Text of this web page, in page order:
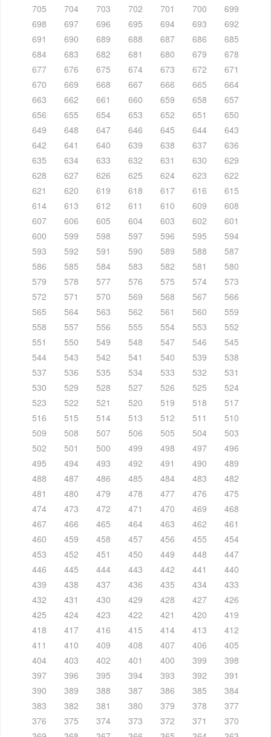
705
704 703 702 701 700
699
698
697 696 695 694 693
692
691
690 689 688 687 686
685
684
683 682 681 680 679
678
677
676 675 674 673 672
671
670
669 668 667 666 665
664
663
662 661 660 659 658
657
656
655 654 653 652 651
650
649
648 647 646 645 644
643
642
641 640 639 638 637
636
635
634 633 632 631 630
629
628
627 626 625 624 623
622
621
620 619 618 617 616
615
614
613 612 611 610 609
608
607
606 605 604 603 602
601
600
599 598 597 596 595
594
593
592 591 590 589 588
587
586
585 584 583 582 581
580
579
578 577 576 575 574
573
572
571 570 569 568 567
566
565
564 563 562 561 560
559
558
557 556 555 554 553
552
551
550 549 548 547 546
545
544
543 542 541 540 539
538
537
536 535 534 533 532
531
530
529 528 527 526 525
524
523
522 521 520 519 518
517
516
515 514 513 512 511
510
509
508 507 506 505 504
503
502
501 500 499 498 497
496
495
494 493 492 491 490
489
488
487 486 485 484 483
482
481
480 479 478 477 476
475
474
473 472 471 470 469
468
467
466 465 464 463 462
461
460
459 458 457 456 455
454
453
452 451 450 449 448
447
446
445 444 443 442 441
440
439
438 437 436 435 434
433
432
431 430 429 428 427
426
425
424 423 422 421 420
419
418
417 416 415 414 413
412
411
410 409 408 407 406
405
404
403 402 401 400 399
398
397
396 395 394 393 392
391
390
389 388 387 386 385
384
383
382 381 380 379 378
377
376
375 374 373 372 371
370